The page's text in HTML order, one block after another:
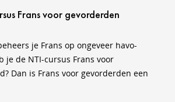
Frans voor gevorderden
je Frans op ongeveer havo-
je de NTI-cursus Frans voor
Dan is Frans voor gevorderden een